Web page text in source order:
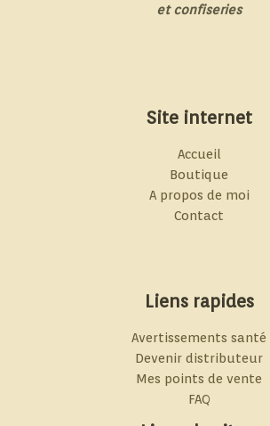
et confiseries
Site internet
Accueil
Boutique
A propos de moi
Contact
Liens rapides
Avertissements santé
Devenir distributeur
Mes points de vente
FAQ